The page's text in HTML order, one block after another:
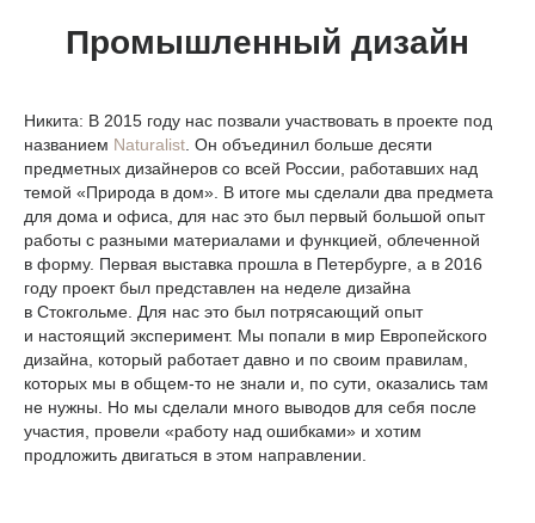
Промышленный дизайн
Никита: В 2015 году нас позвали участвовать в проекте под
названием Naturalist. Он объединил больше десяти
предметных дизайнеров со всей России, работавших над
темой «Природа в дом». В итоге мы сделали два предмета
для дома и офиса, для нас это был первый большой опыт
работы с разными материалами и функцией, облеченной
в форму. Первая выставка прошла в Петербурге, а в 2016
году проект был представлен на неделе дизайна
в Стокгольме. Для нас это был потрясающий опыт
и настоящий эксперимент. Мы попали в мир Европейского
дизайна, который работает давно и по своим правилам,
которых мы в общем-то не знали и, по сути, оказались там
не нужны. Но мы сделали много выводов для себя после
участия, провели «работу над ошибками» и хотим
продложить двигаться в этом направлении.